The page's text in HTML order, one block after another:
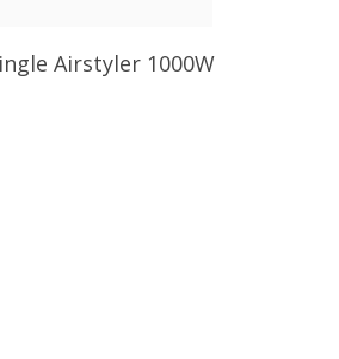
Aan Winkelwagen
Airstyler 1000W